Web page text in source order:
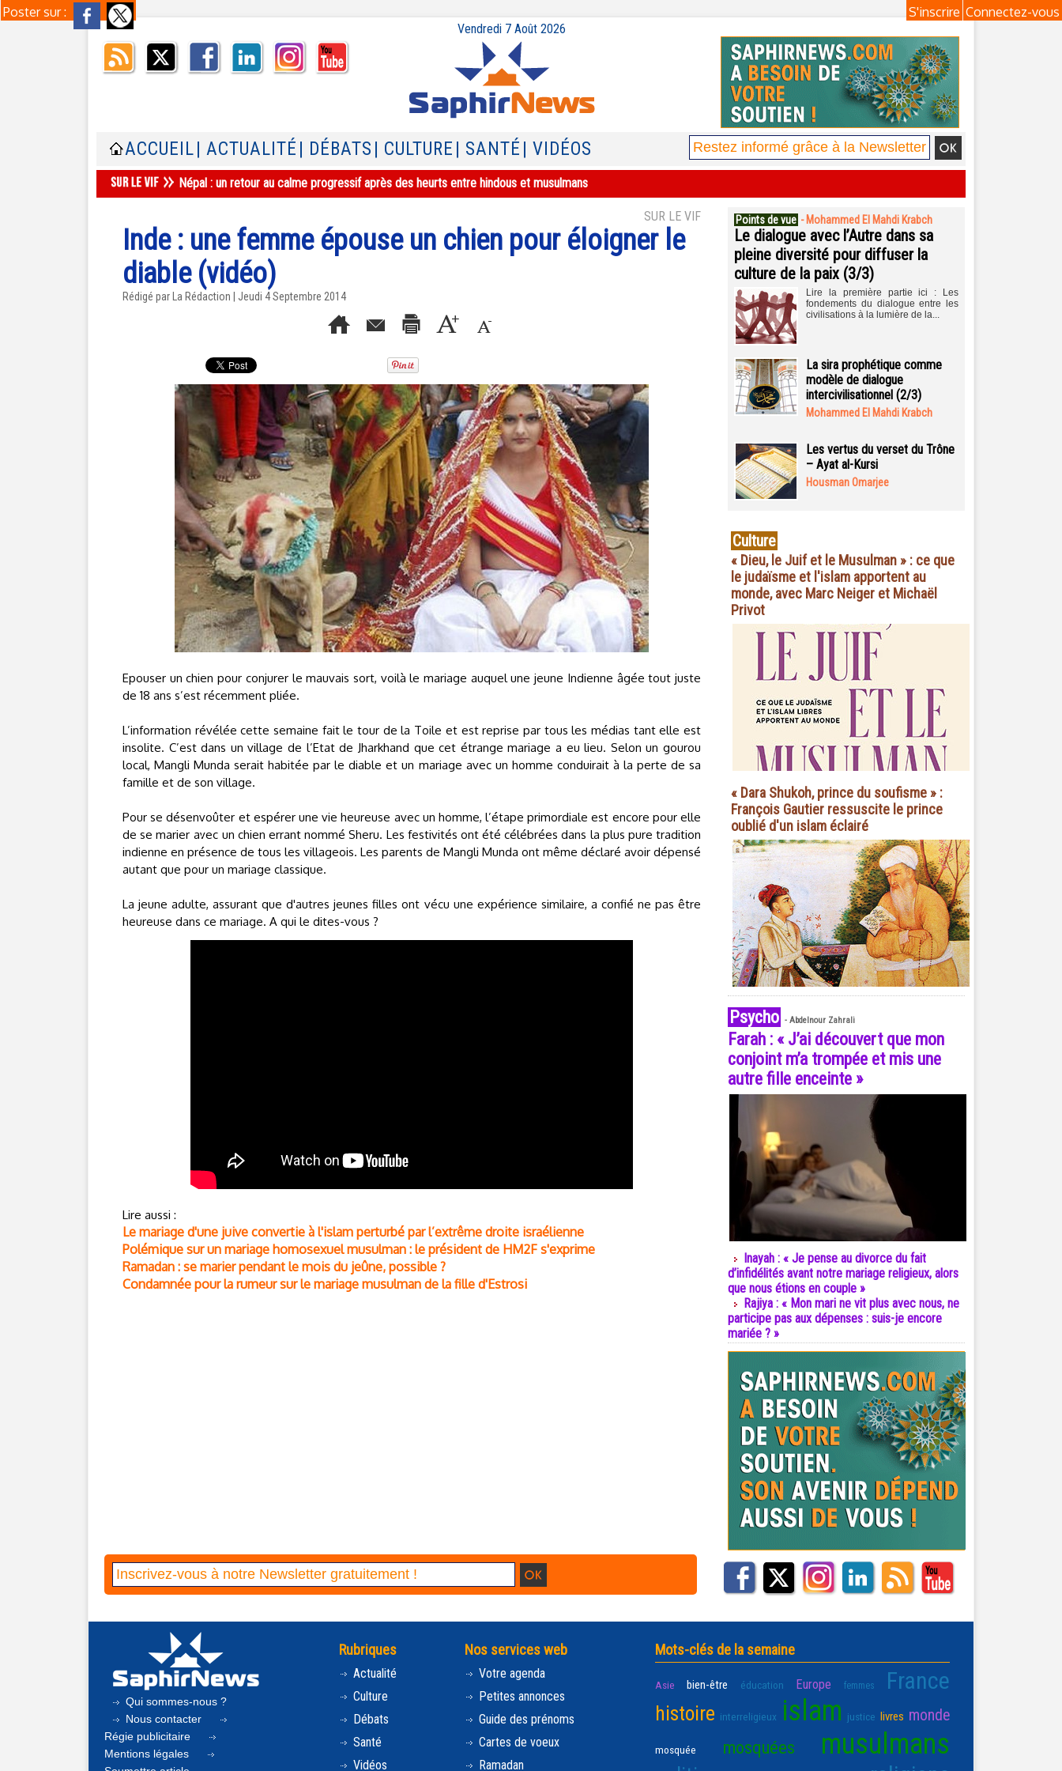
Poster sur : Connectez-vous
S'inscrire
Vendredi 7 Août 2026
ACCUEIL | ACTUALITÉ | DÉBATS | CULTURE | SANTÉ | VIDÉOS
Népal : un retour au calme progressif après des heurts entre hindous et musulmans
SUR LE VIF
Inde : une femme épouse un chien pour éloigner le
diable (vidéo)
Rédigé par La Rédaction | Jeudi 4 Septembre 2014
Epouser un chien pour conjurer le mauvais sort, voilà le mariage auquel une jeune Indienne âgée tout juste
de 18 ans s’est récemment pliée.
L’information révélée cette semaine fait le tour de la Toile et est reprise par tous les médias tant elle est
insolite. C’est dans un village de l’Etat de Jharkhand que cet étrange mariage a eu lieu. Selon un gourou
local, Mangli Munda serait habitée par le diable et un mariage avec un homme conduirait à la perte de sa
famille et de son village.
Pour se désenvoûter et espérer une vie heureuse avec un homme, l’étape primordiale est encore pour elle
de se marier avec un chien errant nommé Sheru. Les festivités ont été célébrées dans la plus pure tradition
indienne en présence de tous les villageois. Les parents de Mangli Munda ont même déclaré avoir dépensé
autant que pour un mariage classique.
La jeune adulte, assurant que d'autres jeunes filles ont vécu une expérience similaire, a confié ne pas être
heureuse dans ce mariage. A qui le dites-vous ?
Lire aussi :
Le mariage d'une juive convertie à l'islam perturbé par l’extrême droite israélienne
Polémique sur un mariage homosexuel musulman : le président de HM2F s'exprime
Ramadan : se marier pendant le mois du jeûne, possible ?
Condamnée pour la rumeur sur le mariage musulman de la fille d'Estrosi
Points de vue - Mohammed El Mahdi Krabch
Le dialogue avec l’Autre dans sa
pleine diversité pour diffuser la
culture de la paix (3/3)
Lire la première partie ici : Les
fondements du dialogue entre les
civilisations à la lumière de la...
La sira prophétique comme
modèle de dialogue
intercivilisationnel (2/3)
Mohammed El Mahdi Krabch
Les vertus du verset du Trône
– Ayat al-Kursi
Housman Omarjee
Culture
« Dieu, le Juif et le Musulman » : ce que
le judaïsme et l'islam apportent au
monde, avec Marc Neiger et Michaël
Privot
« Dara Shukoh, prince du soufisme » :
François Gautier ressuscite le prince
oublié d'un islam éclairé
Psycho - Abdelnour Zahrali
Farah : « J’ai découvert que mon
conjoint m’a trompée et mis une
autre fille enceinte »
Inayah : « Je pense au divorce du fait
d’infidélités avant notre mariage religieux, alors
que nous étions en couple »
Rajiya : « Mon mari ne vit plus avec nous, ne
participe pas aux dépenses : suis-je encore
mariée ? »
Qui sommes-nous ?
Nous contacter
Régie publicitaire
Mentions légales
Rubriques
Actualité
Culture
Débats
Santé
Vidéos
Nos services web
Votre agenda
Petites annonces
Guide des prénoms
Cartes de voeux
Ramadan
Mots-clés de la semaine
Asie bien-être éducation Europe femmes France
histoire interreligieux islam justice livres monde
mosquée mosquées musulmans